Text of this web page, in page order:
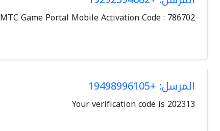
MTC Game Portal Mobile Activation Code : 786702
المرسل: +19498996105
Your verification code is 202313